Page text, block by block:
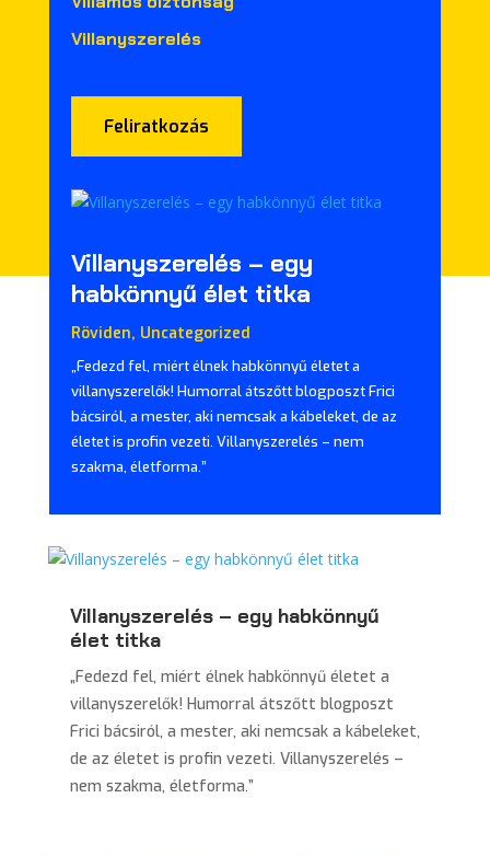
Villanyszerelés
Feliratkozás
Villanyszerelés – egy
habkönnyű élet titka
Röviden, Uncategorized
„Fedezd fel, miért élnek habkönnyű életet a
villanyszerelők! Humorral átszőtt blogposzt Frici
bácsiról, a mester, aki nemcsak a kábeleket, de az
életet is profin vezeti. Villanyszerelés – nem
szakma, életforma.”
Villanyszerelés – egy habkönnyű
élet titka
„Fedezd fel, miért élnek habkönnyű életet a
villanyszerelők! Humorral átszőtt blogposzt
Frici bácsiról, a mester, aki nemcsak a kábeleket,
de az életet is profin vezeti. Villanyszerelés –
nem szakma, életforma.”